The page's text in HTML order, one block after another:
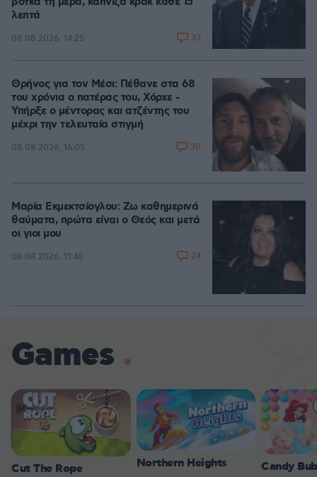
λεπτά
08.08.2026, 14:25 33
Θρήνος για τον Μέσι: Πέθανε στα 68
του χρόνια ο πατέρας του, Χόρχε -
Υπήρξε ο μέντορας και ατζέντης του
μέχρι την τελευταία στιγμή
08.08.2026, 16:05 30
Μαρία Εκμεκτσίογλου: Ζω καθημερινά
θαύματα, πρώτα είναι ο Θεός και μετά
οι γιοι μου
08.08.2026, 11:48 24
Games
Cut The Rope Northern Heights Candy